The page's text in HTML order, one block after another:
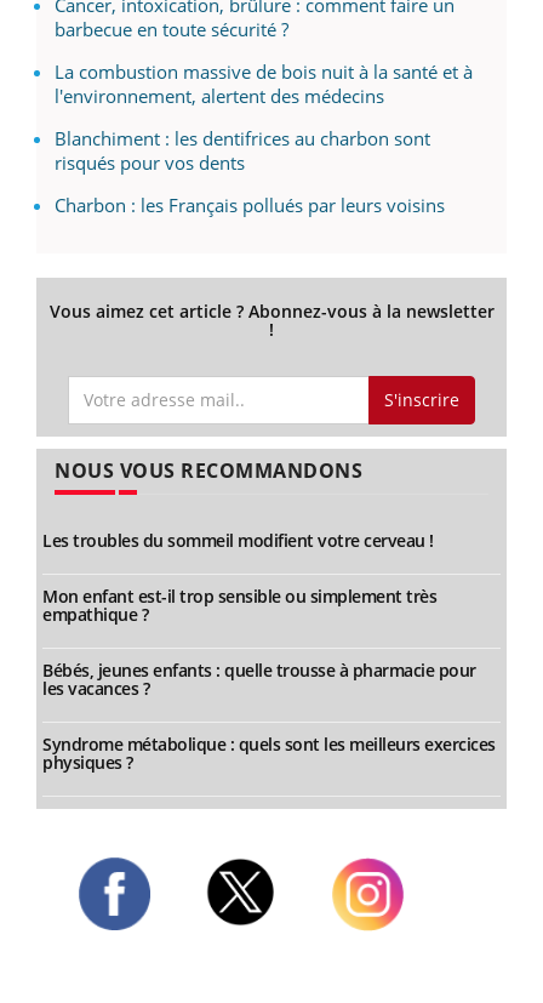
Cancer, intoxication, brûlure : comment faire un
barbecue en toute sécurité ?
La combustion massive de bois nuit à la santé et à
l'environnement, alertent des médecins
Blanchiment : les dentifrices au charbon sont
risqués pour vos dents
Charbon : les Français pollués par leurs voisins
Vous aimez cet article ? Abonnez-vous à la newsletter
!
S'inscrire
NOUS VOUS RECOMMANDONS
Les troubles du sommeil modifient votre cerveau !
Mon enfant est-il trop sensible ou simplement très
empathique ?
Bébés, jeunes enfants : quelle trousse à pharmacie pour
les vacances ?
Syndrome métabolique : quels sont les meilleurs exercices
physiques ?